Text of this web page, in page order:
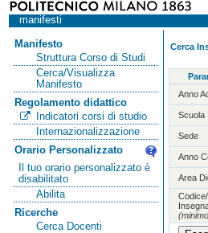
manifesti
Manifesto
Struttura Corso di Studi
Cerca/Visualizza
Manifesto
Regolamento didattico
Indicatori corsi di studio
Internazionalizzazione
Orario Personalizzato
Il tuo orario personalizzato è
disabilitato
Abilita
Ricerche
Cerca Docenti
Cerca
Anno
Scuola
Sede
Anno
Area